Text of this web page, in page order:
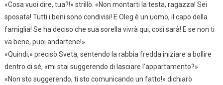
«Cosa vuoi dire, tua?!» strillò. «Non montarti la testa, ragazza! Sei
sposata! Tutti i beni sono condivisi! E Oleg è un uomo, il capo della
famiglia! Se ha deciso che sua sorella vivrà qui, così sarà! E se non ti
va bene, puoi andartene!»
«Quindi,» precisò Sveta, sentendo la rabbia fredda iniziare a bollire
dentro di sé, «mi stai suggerendo di lasciare l’appartamento?»
«Non sto suggerendo, ti sto comunicando un fatto!» dichiarò